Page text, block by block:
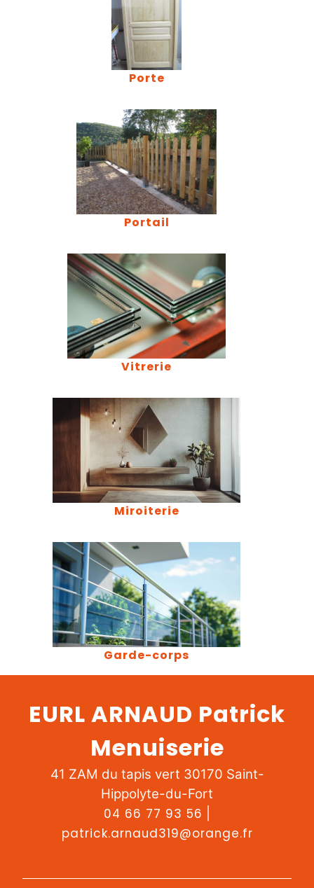
Porte
Portail
Vitrerie
Miroiterie
Garde-corps
EURL ARNAUD Patrick
Menuiserie
41 ZAM du tapis vert 30170 Saint-
Hippolyte-du-Fort
04 66 77 93 56
patrick.arnaud319@orange.fr